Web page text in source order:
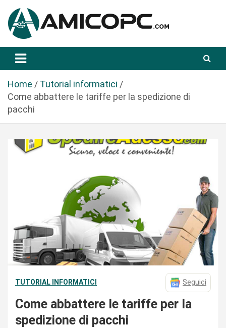
a
Amicopc.com
Home
Tutorial informatici
Come abbattere le tariffe per la spedizione di
pacchi
TUTORIAL INFORMATICI Seguici
Come abbattere le tariffe per la
spedizione di pacchi